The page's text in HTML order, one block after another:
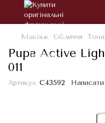
Макіяж Обличчя
Pupa Active
011
Артикул: С43592 Написати